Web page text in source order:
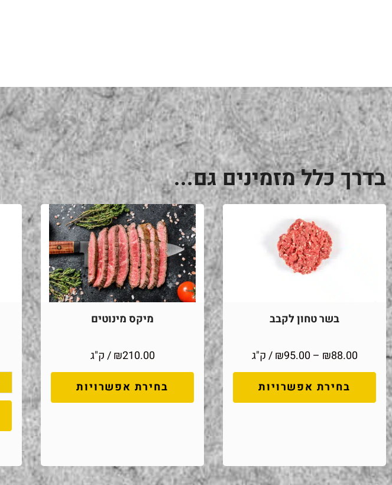
בדרך כלל מזמינים גם...
בשר טחון לקבב
₪88.00
–
₪95.00
/ ק"ג
בחירת אפשרויות
מיקס מינוטים
₪210.00
/ ק"ג
בחירת אפשרויות